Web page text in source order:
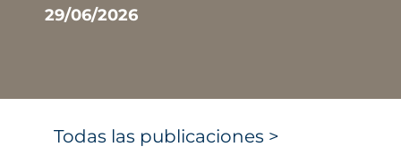
29/06/2026
Todas las publicaciones >